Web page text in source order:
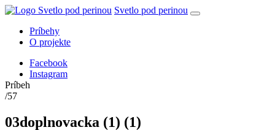
Svetlo pod perinou
Príbehy
O projekte
Facebook
Instagram
Príbeh
/57
03doplnovacka (1) (1)